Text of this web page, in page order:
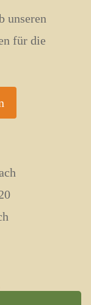
unseren
für die